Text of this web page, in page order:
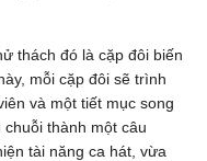
thách đó là cặp đôi biến
mỗi cặp đôi sẽ trình
và một tiết mục song
thành một câu
tài năng ca hát, vừa